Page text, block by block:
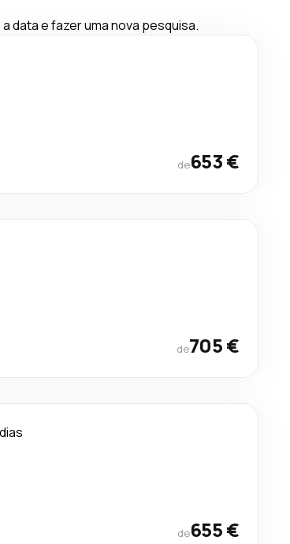
data e fazer uma nova pesquisa.
de653 €
de705 €
de655 €